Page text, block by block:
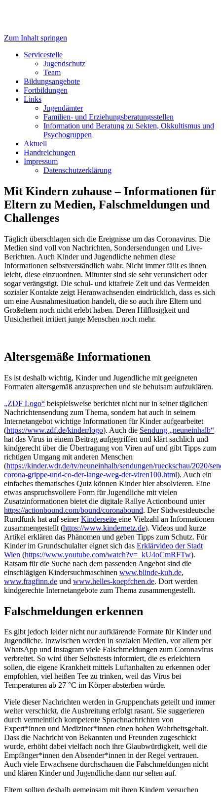
Servicestelle Kinder- und
Jugendschutz
Zum Inhalt springen
Servicestelle
Jugendschutz
Team
Bildungsangebote
Fortbildungen
Links
Jugendämter
Familien- und Erziehungsberatungsstellen
Information und Beratung zu Sekten, Okkultismus und
Psychogruppen
Aktuell
Handreichungen
Impressum
Datenschutzerklärung
Mit Kindern zuhause – Informationen für
Eltern zu Medien, Falschmeldungen und
Challenges
Täglich überschlagen sich die Ereignisse um das Coronavirus. Die
Medien sind voll von Nachrichten, Sondersendungen und Live-
Berichten. Auch Kinder und Jugendliche nehmen diese
Informationen selbstverständlich wahr. Nicht immer fällt es ihnen
leicht, diese einzuordnen. Mitunter sind sie sehr verunsichert oder
sogar verängstigt. Die schul- und kitafreie Zeit und das Vermeiden
sozialer Kontakte zeigt Heranwachsenden eindrücklich, dass es sich
um eine Ausnahmesituation handelt, die so auch ihre Eltern und
Großeltern noch nicht erlebt haben. Deren Hilflosigkeit und
Unsicherheit irritiert junge Menschen noch mehr.
Altersgemäße Informationen
Es ist deshalb wichtig, Kinder und Jugendliche mit geeigneten
Formaten altersgemäß anzusprechen und sie behutsam aufzuklären.
„ZDF Logo“ beispielsweise berichtet nicht nur in seiner täglichen
Nachrichtensendung zum Thema, sondern hat auch in seinem
Internetangebot wichtige Informationen für Kinder aufgearbeitet
(https://www.zdf.de/kinder/logo). Auch die Sendung „neuneinhalb“
hat das Virus in einem Beitrag aufgegriffen und klärt sachlich und
kindgerecht über die Übertragung von Viren auf und gibt Tipps zum
richtigen Umgang mit anderen Menschen
(https://kinder.wdr.de/tv/neuneinhalb/sendungen/rueckschau/2020/
corona-grippe-und-co-der-lange-weg-der-viren100.html). Auch ein
einfaches thematisches Quiz können Kinder hier absolvieren. Eine
etwas anspruchsvollere Form für Jugendliche mit vielen
Zusatzinformationen bietet die digitale Rallye Actionbound unter
https://actionbound.com/bound/coronabound. Der Südwestdeutsche
Rundfunk hat auf seinerKinderseite eine Vielzahl an Informationen
zusammengestellt (https://www.kindernetz.de). Videos und kurze
Artikel erklären das Phänomen und geben Tipps zum Schutz. Für
Kinder im Grundschulalter eignet sich das Erklärvideo der Stadt
Wien (https://www.youtube.com/watch?v=_kU4oCmRFTw).
Ratsam für die Suche nach dem passenden Angebot sind die
einschlägigen Kindersuchmaschinen www.blinde-kuh.de,
www.fragfinn.de und www.helles-koepfchen.de. Dort werden
kindgerechte Internetangebote zum Thema zusammengestellt.
Falschmeldungen erkennen
Es gibt jedoch leider nicht nur aufklärende Formate für Kinder und
Jugendliche. Inzwischen werden in sozialen Medien, vor allem per
WhatsApp und Instagram viele Falschmeldungen zum Coronavirus
verbreitet. So wird über Selbsttests informiert, die es erleichtern
sollen, die eigene Krankheit mittels Luftanhalten zu erkennen oder
empfohlen, viel heißen Tee zu trinken, weil das Virus bei
Temperaturen ab 27 °C im Körper absterben würde.
Viele dieser Nachrichten werden in Gruppenchats geteilt und immer
weiter verschickt, die Ausbreitung erfolgt rasant. Sie suggerieren
durch vermeintlich kompetente Sprachnachrichten von
Expert*innen und Mediziner*innen einen hohen Wahrheitsgehalt.
Dass die Nachricht von Bekannten und Freunden zugeschickt
wurde, erhöht dabei vielfach noch ihre Glaubwürdigkeit, weil die
Empfänger*innen den Absender*innen in der Regel vertrauen.
Auch viele Erwachsene durchschauen die Falschmeldungen nicht
und klären Kinder und Jugendliche dann nur selten auf.
Eltern sollten deshalb gemeinsam mit ihren Kindern versuchen